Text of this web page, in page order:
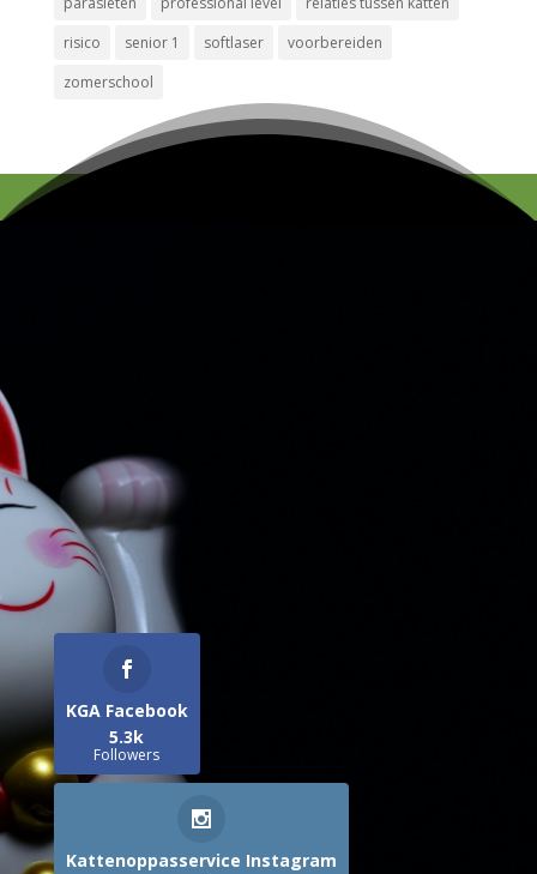
risico
senior 1 softlaser
voorbereiden
zomerschool
KGA Facebook
5.3k
Followers
Kattenoppasservice Instagram